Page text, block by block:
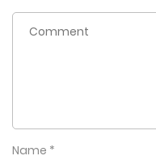
Name *